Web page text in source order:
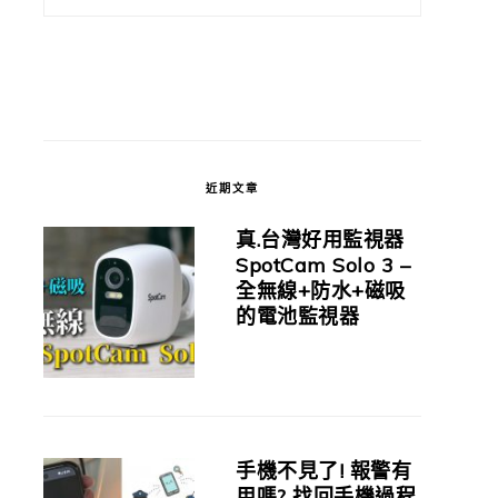
近期文章
真.台灣好用監視器
SpotCam Solo 3 –
全無線+防水+磁吸
的電池監視器
手機不見了! 報警有